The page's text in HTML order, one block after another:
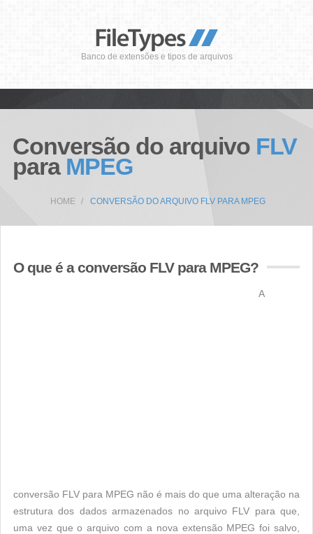
Banco de extensões e tipos de arquivos
Conversão do arquivo FLV
para MPEG
HOME CONVERSÃO DO ARQUIVO FLV PARA MPEG
O que é a conversão FLV para MPEG?
A
conversão FLV para MPEG não é mais do que uma alteração na
estrutura dos dados armazenados no arquivo FLV para que,
uma vez que o arquivo com a nova extensão MPEG foi salvo,